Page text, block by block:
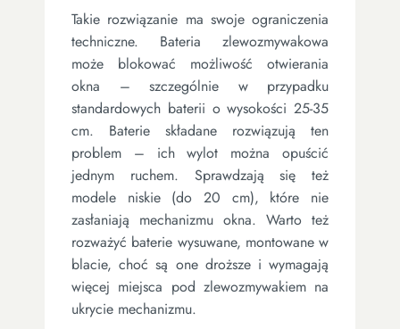
Takie rozwiązanie ma swoje ograniczenia
techniczne. Bateria zlewozmywakowa
może blokować możliwość otwierania
okna – szczególnie w przypadku
standardowych baterii o wysokości 25-35
cm. Baterie składane rozwiązują ten
problem – ich wylot można opuścić
jednym ruchem. Sprawdzają się też
modele niskie (do 20 cm), które nie
zasłaniają mechanizmu okna. Warto też
rozważyć baterie wysuwane, montowane w
blacie, choć są one droższe i wymagają
więcej miejsca pod zlewozmywakiem na
ukrycie mechanizmu.